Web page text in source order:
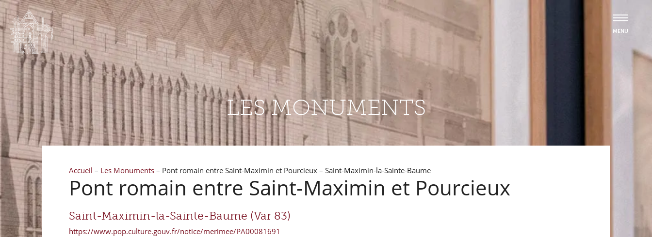
LES MONUMENTS
Accueil – Les Monuments – Pont romain entre Saint-Maximin et Pourcieux – Saint-Maximin-la-Sainte-Baume
Pont romain entre Saint-Maximin et Pourcieux
Saint-Maximin-la-Sainte-Baume (Var 83)
https://www.pop.culture.gouv.fr/notice/merimee/PA00081691